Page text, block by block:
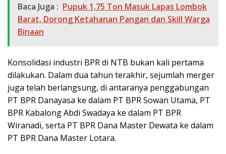
Baca Juga : Pupuk 1,75 Ton Masuk Lapas Lombok
Barat, Dorong Ketahanan Pangan dan Skill Warga
Binaan
Konsolidasi industri BPR di NTB bukan kali pertama
dilakukan. Dalam dua tahun terakhir, sejumlah merger
juga telah berlangsung, di antaranya penggabungan
PT BPR Danayasa ke dalam PT BPR Sowan Utama, PT
BPR Kabalong Abdi Swadaya ke dalam PT BPR
Wiranadi, serta PT BPR Dana Master Dewata ke dalam
PT BPR Dana Master Lotara.